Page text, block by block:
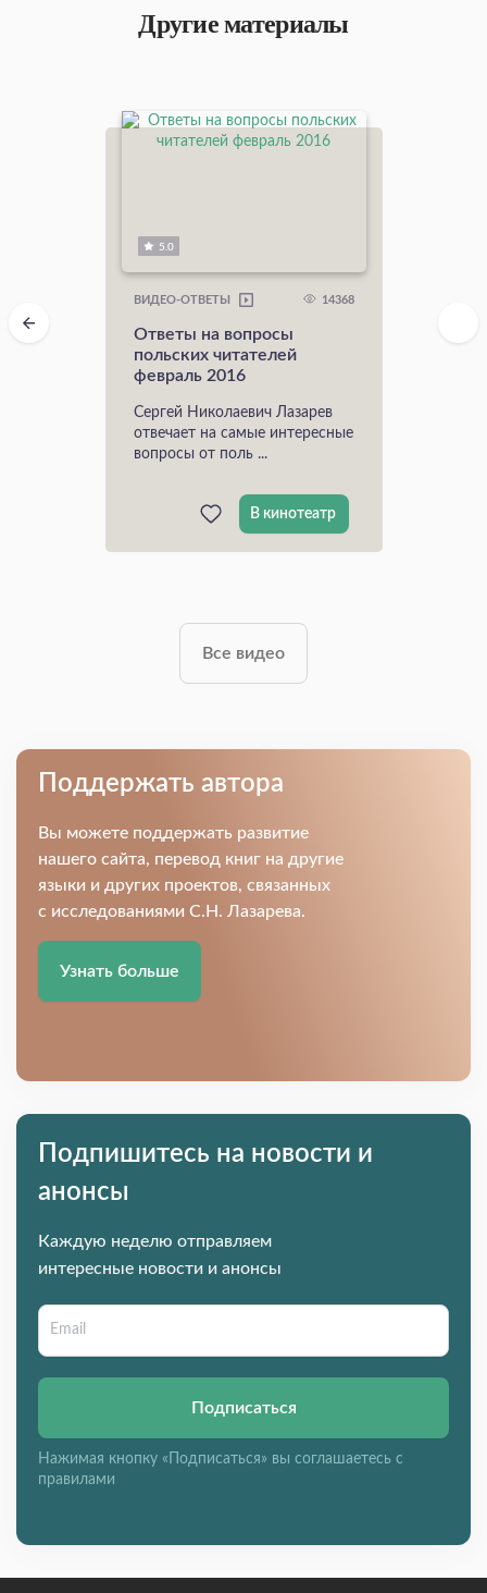
Другие материалы
5.0
ВИДЕО-ОТВЕТЫ 14368
Ответы на вопросы
польских читателей
февраль 2016
Сергей Николаевич Лазарев
отвечает на самые интересные
вопросы от поль ...
В кинотеатр
Все видео
Поддержать автора
Вы можете поддержать развитие
нашего сайта, перевод книг на другие
языки и других проектов, связанных
с исследованиями С.Н. Лазарева.
Узнать больше
Подпишитесь на новости и
анонсы
Каждую неделю отправляем
интересные новости и анонсы
Подписаться
Нажимая кнопку «Подписаться» вы соглашаетесь с
правилами